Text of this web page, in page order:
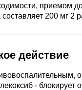
приемом
200 мг 2
действие
-